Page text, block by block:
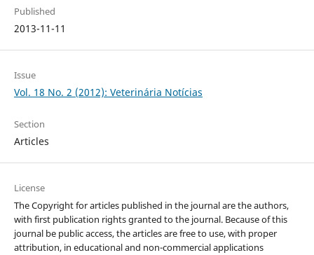
Published
2013-11-11
Issue
Vol. 18 No. 2 (2012): Veterinária Notícias
Section
Articles
License
The Copyright for articles published in the journal are the authors,
with first publication rights granted to the journal. Because of this
journal be public access, the articles are free to use, with proper
attribution, in educational and non-commercial applications